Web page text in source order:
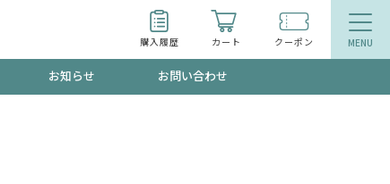
購入履歴 カート クーポン
お知らせ お問い合わせ